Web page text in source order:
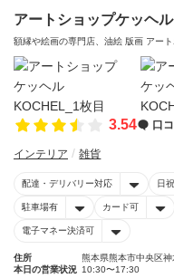
アートショップケッヘ
額縁や絵画の専門店、油絵 版画 アー
3.54 口
インテリア 雑貨
配達・デリバリー対応 日
駐車場有 カード可
電子マネー決済可
住所
熊本県熊本市中央区
本日の営業状況 10:30〜17:30